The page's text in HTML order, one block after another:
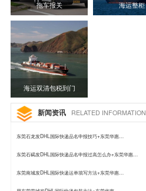
拖车报关 海运整柜
海运双清包税到门
新闻资讯 RELATED INFORMATION
东莞石龙发DHL国际快递品名申报技巧+东莞华惠…
东莞石碣发DHL国际快递品名申报过高怎么办+东莞华惠…
东莞南城发DHL国际快递运单填写方法+东莞华惠…